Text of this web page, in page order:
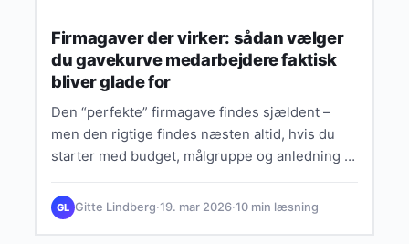
Firmagaver der virker: sådan vælger
du gavekurve medarbejdere faktisk
bliver glade for
Den “perfekte” firmagave findes sjældent –
men den rigtige findes næsten altid, hvis du
starter med budget, målgruppe og anledning i
GL Gitte Lindberg·19. mar 2026·10 min læsning